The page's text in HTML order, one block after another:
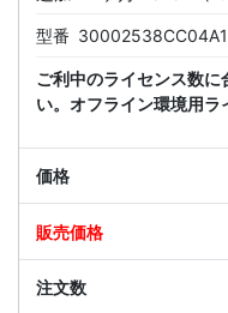
型番
ご利中のライセンス数に
い。オフライン環境用ラ